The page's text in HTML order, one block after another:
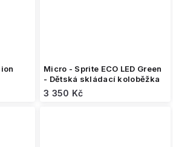
Micro - Sprite ECO LED Green
- Dětská skládací koloběžka
3 350 Kč